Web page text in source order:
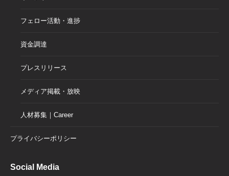
フェロー活動・進捗
資金調達
プレスリリース
メディア掲載・放映
人材募集｜Career
プライバシーポリシー
Social Media